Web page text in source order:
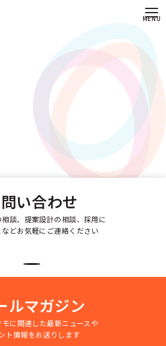
い合わせ
談、提案設計の相談、採用に
どお気軽にご連絡ください
ルマガジン
モに関連した最新ニュースや
ト情報をお送りします